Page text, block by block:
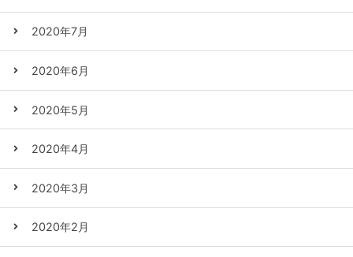
2020年7月
2020年6月
2020年5月
2020年4月
2020年3月
2020年2月